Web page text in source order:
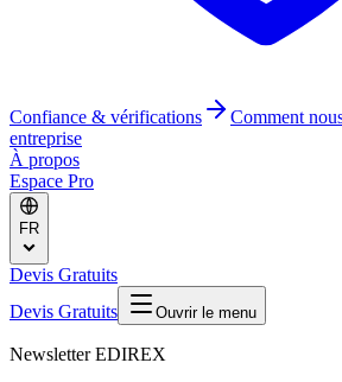
Confiance & vérifications
Comment
entreprise
À propos
Espace Pro
FR
Devis Gratuits
Devis Gratuits
Ouvrir le menu
Newsletter EDIREX